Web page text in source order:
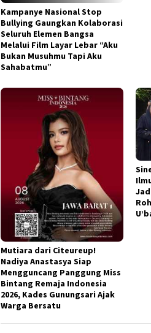
Kampanye Nasional Stop
Bullying Gaungkan Kolaborasi
Seluruh Elemen Bangsa
Melalui Film Layar Lebar “Aku
Bukan Musuhmu Tapi Aku
Sahabatmu”
Mutiara dari Citeureup!
Nadiya Anastasya Siap
Mengguncang Panggung Miss
Bintang Remaja Indonesia
2026, Kades Gunungsari Ajak
Warga Bersatu